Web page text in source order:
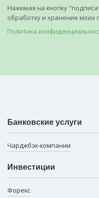
Нажимая на кнопку
обработку и хранение
Политика
Банковские услуги
Чарджбэк-компании
Инвестиции
Форекс